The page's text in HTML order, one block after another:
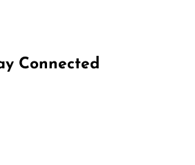
Connected